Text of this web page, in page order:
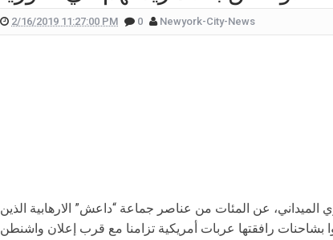
كيف علّقت هيفا وهبي على تفجير "البيجر"؟
2/16/2019 11:27:00 PM 0 Newyork-City-News
عن المئات من عناصر جماعة “داعش” الارهابية الذين
بشاحنات رافقتها عربات أمريكية تزامنا مع قرب إعلان واشنطن